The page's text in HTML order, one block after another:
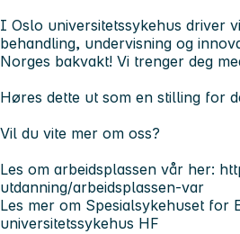
I Oslo universitetssykehus driver
behandling, undervisning og
Norges bakvakt! Vi trenger deg
Høres dette ut som en stilling for
Vil du vite mer om oss?
Les om arbeidsplassen vår her:
utdanning/arbeidsplassen-var
Les mer om Spesialsykehuset for
universitetssykehus HF